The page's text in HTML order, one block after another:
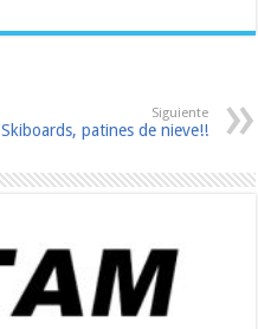
Siguiente
Skiboards, patines de nieve!!